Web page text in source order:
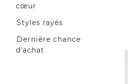
cœur
Styles rayés
Dernière chance
d'achat